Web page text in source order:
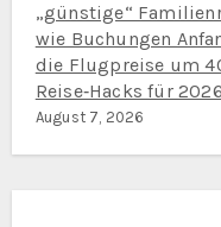
„günstige“
wie Buchungen
die Flugpreise um
Reise‑Hacks für
August 7, 2026